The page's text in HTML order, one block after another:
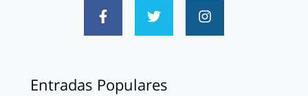
Entradas Populares